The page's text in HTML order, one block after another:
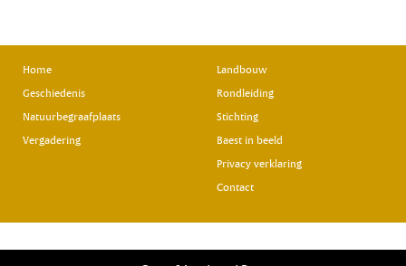
Home
Geschiedenis
Natuurbegraafplaats
Vergadering
Landbouw
Rondleiding
Stichting
Baest in beeld
Privacy verklaring
Contact